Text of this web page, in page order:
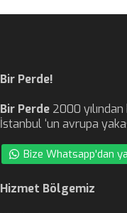
Bir Perde!
Bir Perde 2000
İstanbul ‘un avrupa
Bize Whatsapp'dan
Hizmet Bölgemiz